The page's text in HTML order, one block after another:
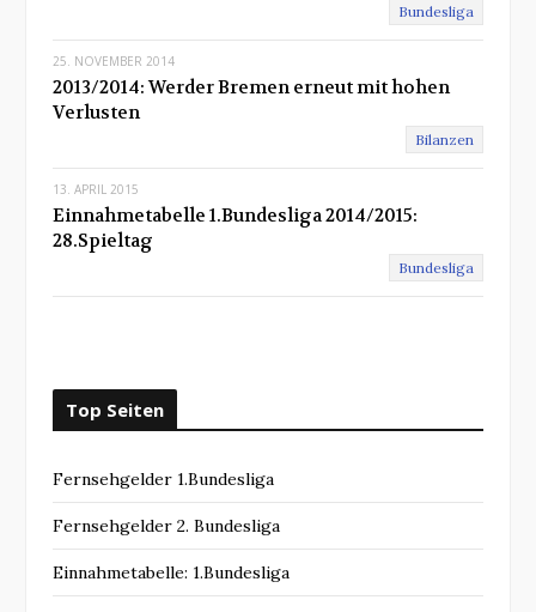
Bundesliga
25. NOVEMBER 2014
2013/2014: Werder Bremen erneut mit hohen
Verlusten
Bilanzen
13. APRIL 2015
Einnahmetabelle 1.Bundesliga 2014/2015:
28.Spieltag
Bundesliga
Top Seiten
Fernsehgelder 1.Bundesliga
Fernsehgelder 2. Bundesliga
Einnahmetabelle: 1.Bundesliga